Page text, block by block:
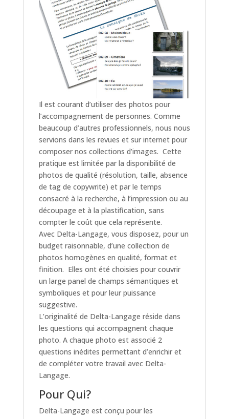
Il est courant d’utiliser des photos pour
l’accompagnement de personnes. Comme
beaucoup d’autres professionnels, nous nous
servions dans les revues et sur internet pour
composer nos collections d’images. Cette
pratique est limitée par la disponibilité de
photos de qualité (résolution, taille, absence
de tag de copywrite) et par le temps
consacré à la recherche, à l’impression ou au
découpage et à la plastification, sans
compter le coût que cela représente.
Avec Delta-Langage, vous disposez, pour un
budget raisonnable, d’une collection de
photos homogènes en qualité, format et
finition. Elles ont été choisies pour couvrir
un large panel de champs sémantiques et
symboliques et pour leur puissance
suggestive.
L’originalité de Delta-Langage réside dans
les questions qui accompagnent chaque
photo. A chaque photo est associé 2
questions inédites permettant d’enrichir et
de compléter votre travail avec Delta-
Langage.
Pour Qui?
Delta-Langage est conçu pour les